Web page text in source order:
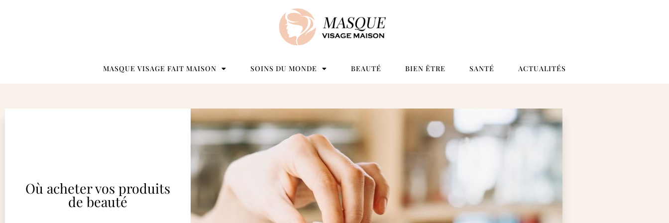
MASQUE VISAGE FAIT MAISON SOINS DU MONDE BEAUTÉ BIEN ÊTRE SANTÉ ACTUALITÉS
Où acheter vos produits
de beauté